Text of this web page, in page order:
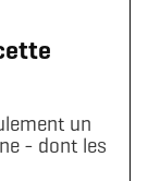
un
- dont les